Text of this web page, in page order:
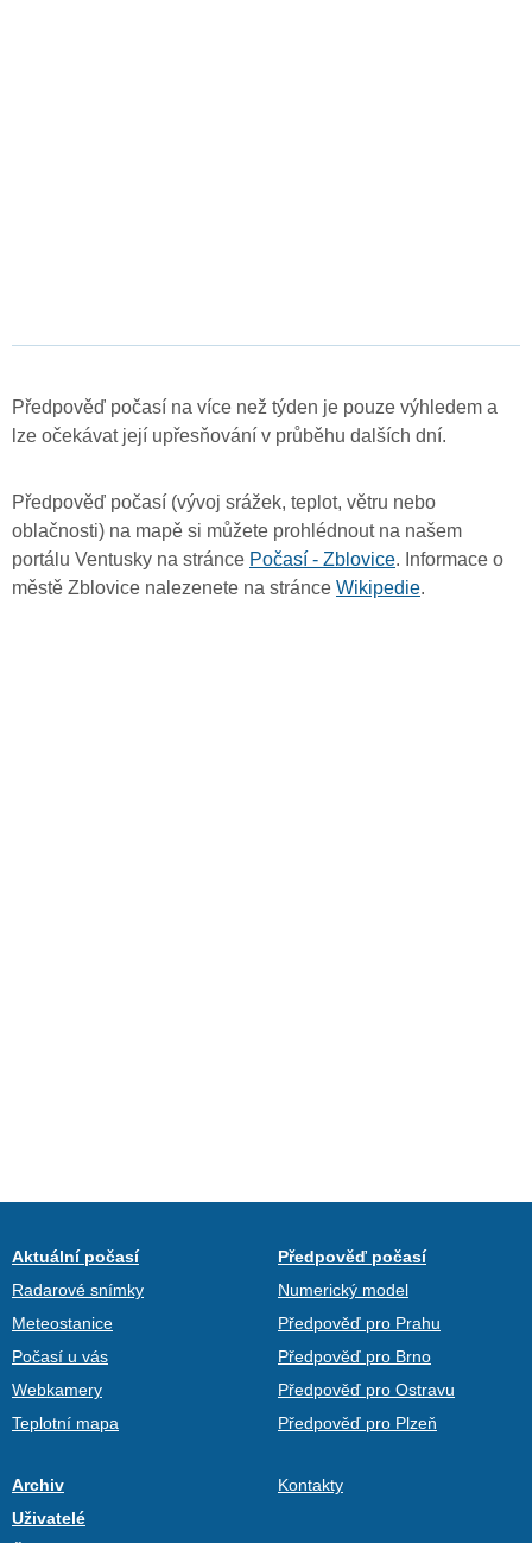
Předpověď počasí na více než týden je pouze výhledem a
lze očekávat její upřesňování v průběhu dalších dní.
Předpověď počasí (vývoj srážek, teplot, větru nebo
oblačnosti) na mapě si můžete prohlédnout na našem
portálu Ventusky na stránce Počasí - Zblovice. Informace o
městě Zblovice nalezenete na stránce Wikipedie.
Aktuální počasí
Radarové snímky
Meteostanice
Počasí u vás
Webkamery
Teplotní mapa
Předpověď počasí
Numerický model
Předpověď pro Prahu
Předpověď pro Brno
Předpověď pro Ostravu
Předpověď pro Plzeň
Archiv
Uživatelé
Kontakty